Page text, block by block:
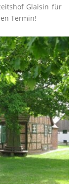
Glaisin für
Termin!